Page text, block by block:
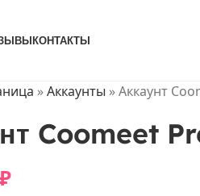
КОНТАКТЫ
»Аккаунты »Аккаунт
Coomeet
₽